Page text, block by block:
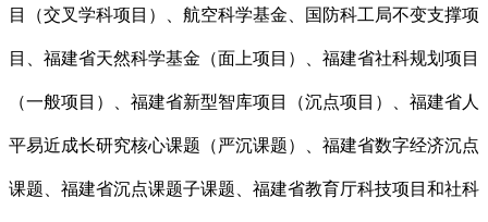
目（交叉学科项目）、航空科学基金、国防科工局不变支撑项
目、福建省天然科学基金（面上项目）、福建省社科规划项目
（一般项目）、福建省新型智库项目（沉点项目）、福建省人
平易近成长研究核心课题（严沉课题）、福建省数字经济沉点
课题、福建省沉点课题子课题、福建省教育厅科技项目和社科